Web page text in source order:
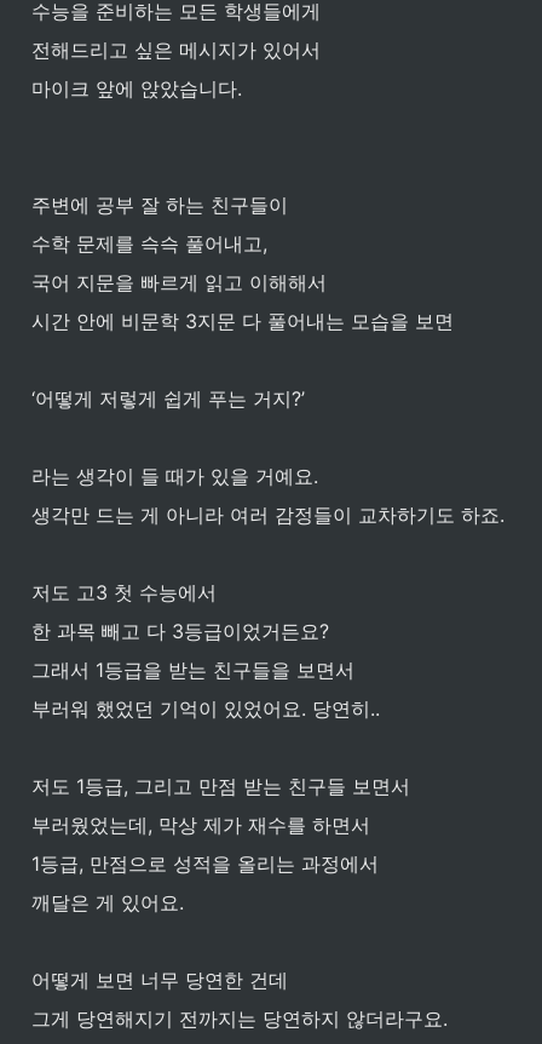
수능을 준비하는 모든 학생들에게
전해드리고 싶은 메시지가 있어서
마이크 앞에 앉았습니다.
주변에 공부 잘 하는 친구들이
수학 문제를 슥슥 풀어내고,
국어 지문을 빠르게 읽고 이해해서
시간 안에 비문학 3지문 다 풀어내는 모습을 보면
‘어떻게 저렇게 쉽게 푸는 거지?’
라는 생각이 들 때가 있을 거예요.
생각만 드는 게 아니라 여러 감정들이 교차하기도 하죠.
저도 고3 첫 수능에서
한 과목 빼고 다 3등급이었거든요?
그래서 1등급을 받는 친구들을 보면서
부러워 했었던 기억이 있었어요. 당연히..
저도 1등급, 그리고 만점 받는 친구들 보면서
부러웠었는데, 막상 제가 재수를 하면서
1등급, 만점으로 성적을 올리는 과정에서
깨달은 게 있어요.
어떻게 보면 너무 당연한 건데
그게 당연해지기 전까지는 당연하지 않더라구요.